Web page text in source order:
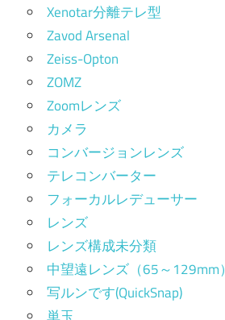
Xenotar分離テレ型
Zavod Arsenal
Zeiss-Opton
ZOMZ
Zoomレンズ
カメラ
コンバージョンレンズ
テレコンバーター
フォーカルレデューサー
レンズ
レンズ構成未分類
中望遠レンズ（65～129mm）
写ルンです(QuickSnap)